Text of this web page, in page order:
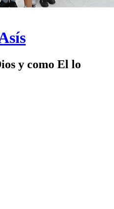
y como El lo